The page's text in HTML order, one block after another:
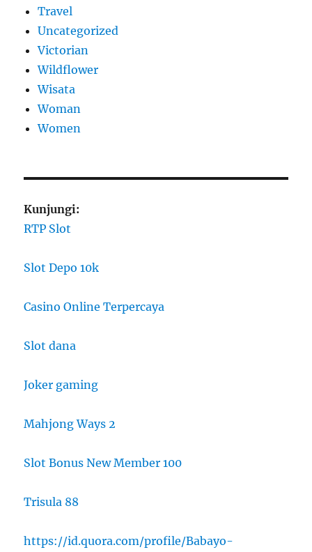
Travel
Uncategorized
Victorian
Wildflower
Wisata
Woman
Women
Kunjungi:
RTP Slot
Slot Depo 10k
Casino Online Terpercaya
Slot dana
Joker gaming
Mahjong Ways 2
Slot Bonus New Member 100
Trisula 88
https://id.quora.com/profile/Babayo-